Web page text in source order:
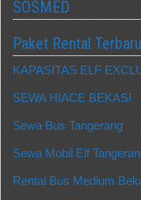
SOSMED
Paket Rental Terbaru
KAPASITAS ELF
SEWA HIACE BEKASI
Sewa Bus Tangerang
Sewa Mobil Elf
Rental Bus Medium